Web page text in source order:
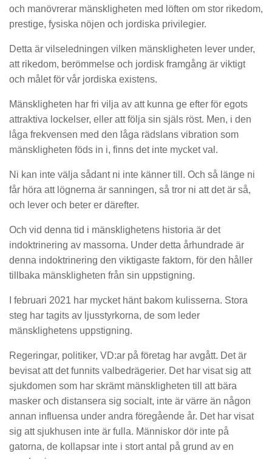
och manövrerar mänskligheten med löften om stor rikedom,
prestige, fysiska nöjen och jordiska privilegier.
Detta är vilseledningen vilken mänskligheten lever under,
att rikedom, berömmelse och jordisk framgång är viktigt
och målet för vår jordiska existens.
Mänskligheten har fri vilja av att kunna ge efter för egots
attraktiva lockelser, eller att följa sin själs röst. Men, i den
låga frekvensen med den låga rädslans vibration som
mänskligheten föds in i, finns det inte mycket val.
Ni kan inte välja sådant ni inte känner till. Och så länge ni
får höra att lögnerna är sanningen, så tror ni att det är så,
och lever och beter er därefter.
Och vid denna tid i mänsklighetens historia är det
indoktrinering av massorna. Under detta århundrade är
denna indoktrinering den viktigaste faktorn, för den håller
tillbaka mänskligheten från sin uppstigning.
I februari 2021 har mycket hänt bakom kulisserna. Stora
steg har tagits av ljusstyrkorna, de som leder
mänsklighetens uppstigning.
Regeringar, politiker, VD:ar på företag har avgått. Det är
bevisat att det funnits valbedrägerier. Det har visat sig att
sjukdomen som har skrämt mänskligheten till att bära
masker och distansera sig socialt, inte är värre än någon
annan influensa under andra föregående år. Det har visat
sig att sjukhusen inte är fulla. Människor dör inte på
gatorna, de kollapsar inte i stort antal på grund av en